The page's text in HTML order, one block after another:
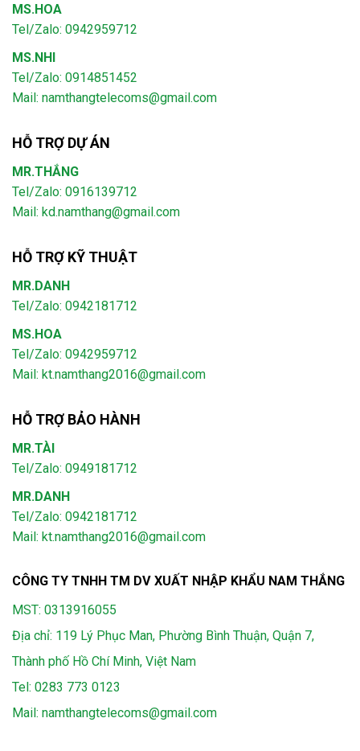
MS.HOA
Tel/Zalo: 0942959712
MS.NHI
Tel/Zalo: 0914851452
Mail: namthangtelecoms@gmail.com
HỖ TRỢ DỰ ÁN
MR.THẮNG
Tel/Zalo: 0916139712
Mail: kd.namthang@gmail.com
HỖ TRỢ KỸ THUẬT
MR.DANH
Tel/Zalo: 0942181712
MS.HOA
Tel/Zalo: 0942959712
Mail: kt.namthang2016@gmail.com
HỖ TRỢ BẢO HÀNH
MR.TÀI
Tel/Zalo: 0949181712
MR.DANH
Tel/Zalo: 0942181712
Mail: kt.namthang2016@gmail.com
CÔNG TY TNHH TM DV XUẤT NHẬP KHẨU NAM THẮNG
MST: 0313916055
Địa chỉ: 119 Lý Phục Man, Phường Bình Thuận, Quận 7,
Thành phố Hồ Chí Minh, Việt Nam
Tel: 0283 773 0123
Mail: namthangtelecoms@gmail.com